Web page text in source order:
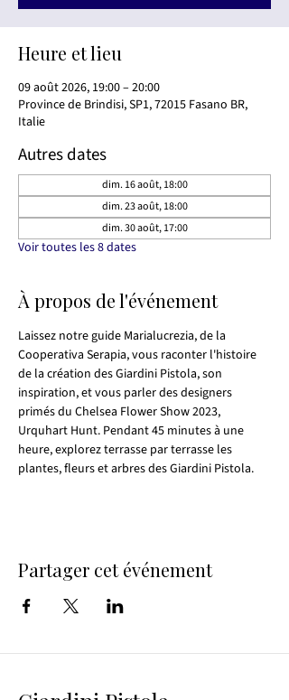
Heure et lieu
09 août 2026, 19:00 – 20:00
Province de Brindisi, SP1, 72015 Fasano BR,
Italie
Autres dates
dim. 16 août, 18:00
dim. 23 août, 18:00
dim. 30 août, 17:00
Voir toutes les 8 dates
À propos de l'événement
Laissez notre guide Marialucrezia, de la
Cooperativa Serapia, vous raconter l'histoire
de la création des Giardini Pistola, son
inspiration, et vous parler des designers
primés du Chelsea Flower Show 2023,
Urquhart Hunt. Pendant 45 minutes à une
heure, explorez terrasse par terrasse les
plantes, fleurs et arbres des Giardini Pistola.
Partager cet événement